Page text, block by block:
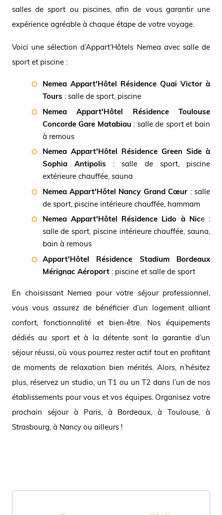
salles de sport ou piscines, afin de vous garantir une
expérience agréable à chaque étape de votre voyage.
Voici une sélection d’Appart’Hôtels Nemea avec salle de
sport et piscine :
Nemea Appart'Hôtel Résidence Quai Victor à
Tours : salle de sport, piscine
Nemea Appart'Hôtel Résidence Toulouse
Concorde Gare Matabiau : salle de sport et bain
à remous
Nemea Appart'Hôtel Résidence Green Side à
Sophia Antipolis : salle de sport, piscine
extérieure chauffée, sauna
Nemea Appart'Hôtel Nancy Grand Cœur : salle
de sport, piscine intérieure chauffée, hammam
Nemea Appart'Hôtel Résidence Lido à Nice :
salle de sport, piscine intérieure chauffée, sauna,
bain à remous
Appart'Hôtel Résidence Stadium Bordeaux
Mérignac Aéroport: piscine et salle de sport
En choisissant Nemea pour votre séjour professionnel,
vous vous assurez de bénéficier d’un logement alliant
confort, fonctionnalité et bien-être. Nos équipements
dédiés au sport et à la détente sont la garantie d’un
séjour réussi, où vous pourrez rester actif tout en profitant
de moments de relaxation bien mérités. Alors, n’hésitez
plus, réservez un studio, un T1 ou un T2 dans l’un de nos
établissements pour vous et vos équipes. Organisez votre
prochain séjour à Paris, à Bordeaux, à Toulouse, à
Strasbourg, à Nancy ou ailleurs !